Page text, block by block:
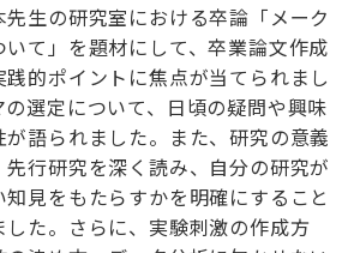
生の研究室における卒論「メーク
いて」を題材にして、卒業論文作成
的ポイントに焦点が当てられまし
選定について、日頃の疑問や興味
語られました。また、研究の意義
行研究を深く読み、自分の研究が
見をもたらすかを明確にすること
た。さらに、実験刺激の作成方